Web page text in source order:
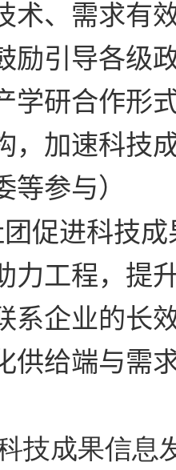
术、需求有
励引导各级
学研合作形
，加速科技
参与）
促进科技
力工程，提
系企业的长
供给端与需
技成果信息